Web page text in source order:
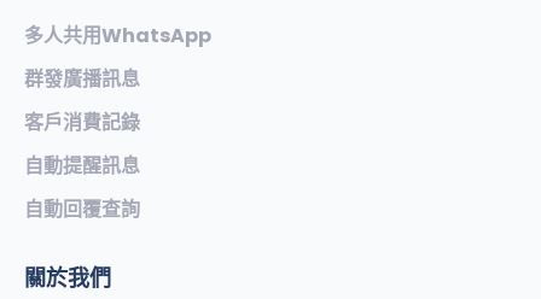
多人共用WhatsApp
群發廣播訊息
客戶消費記錄
自動提醒訊息
自動回覆查詢
關於我們